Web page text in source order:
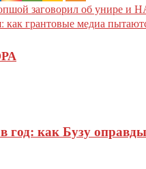
заговорил об унире и
грантовые медиа
год: как Бузу